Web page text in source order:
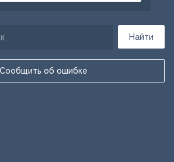
Найти
Сообщить об ошибке